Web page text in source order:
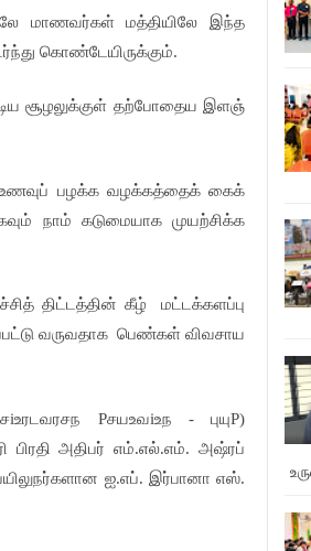
மாணவர்கள் மத்தியிலே
இந்த
கொண்டேயிருக்கும்.
சூழலுக்குள் தற்போதைய இளஞ்
உணவுப் பழக்க வழக்கத்தைக் கைக்
நாம் கடுமையாக முயற்சிக்க
திட்டத்தின் கீழ்
மட்டக்களப்பு
வருவதாக பெண்கள் விவசாய
iஉரடவரசந Pசயஉவiஉந -புயுP)
பிரதி அதிபர் எம்.எல்.எம்.அஷ்ரப்
ஐ.எப். இர்பானா எஸ்.